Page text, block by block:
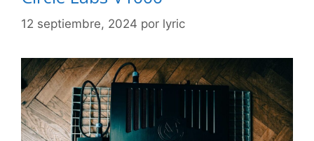
12 septiembre, 2024 por lyric